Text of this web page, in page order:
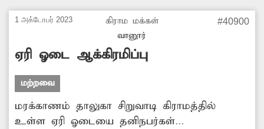
உள்ளது. எனவே குளத்தை தூர்வார
சம்பந்தப்பட்ட துறை அதிகாரிகள் நடவடிக்கை
எடுப்பார்களா?
1 அக்டோபர் 2023
கிராம மக்கள்
வானூர்
#40900
ஏரி ஓடை ஆக்கிரமிப்பு
மற்றவை
மரக்காணம் தாலுகா சிறுவாடி கிராமத்தில்
உள்ள ஏரி ஓடையை தனிநபர்கள்